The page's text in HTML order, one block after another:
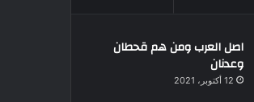
اصل العرب ومن هم قحطان
وعدنان
12 أكتوبر، 2021